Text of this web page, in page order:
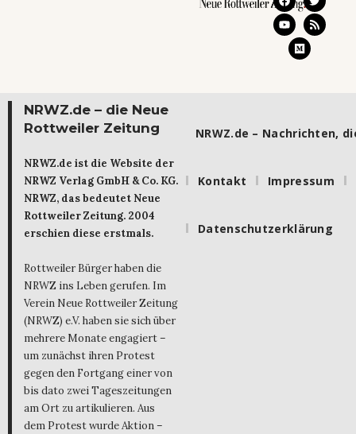
NRWZ.de – die Neue
Rottweiler Zeitung
NRWZ.de ist die Website der
NRWZ Verlag GmbH & Co. KG.
NRWZ, das bedeutet Neue
Rottweiler Zeitung. 2004
erschien diese erstmals.
Rottweiler Bürger haben die
NRWZ ins Leben gerufen. Im
Verein Neue Rottweiler Zeitung
(NRWZ) e.V. haben sie sich über
mehrere Monate engagiert –
um zunächst ihren Protest
gegen den Fortgang einer von
bis dato zwei Tageszeitungen
am Ort zu artikulieren. Aus
dem Protest wurde Aktion –
NRWZ.de – Nachrichten,
Kontakt Impressum
Datenschutzerklärung